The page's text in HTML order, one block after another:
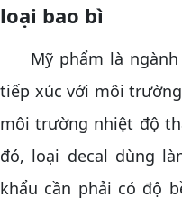
loại bao bì
Mỹ phẩm là ngành
tiếp xúc với môi
môi trường nhiệt độ
đó, loại decal dùng
khẩu cần phải có độ